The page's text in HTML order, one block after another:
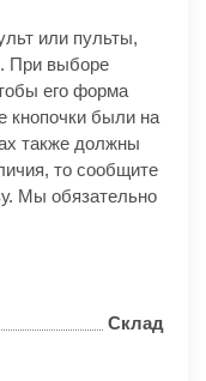
или пульты,
При выборе
его форма
кнопочки были на
также должны
то сообщите
Мы обязательно
Склад